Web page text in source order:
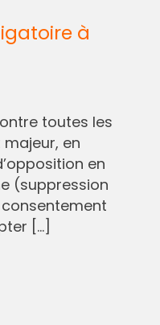
à
toutes les
en
en
(suppression
consentement
[…]